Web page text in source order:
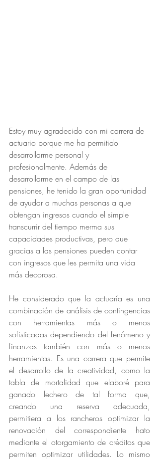
Estoy muy agradecido con mi carrera de
actuario porque me ha permitido
desarrollarme personal y
profesionalmente. Además de
desarrollarme en el campo de las
pensiones, he tenido la gran oportunidad
de ayudar a muchas personas a que
obtengan ingresos cuando el simple
transcurrir del tiempo merma sus
capacidades productivas, pero que
gracias a las pensiones pueden contar
con ingresos que les permita una vida
más decorosa.
He considerado que la actuaría es una
combinación de análisis de contingencias
con herramientas más o menos
sofisticadas dependiendo del fenómeno y
finanzas también con más o menos
herramientas. Es una carrera que permite
el desarrollo de la creatividad, como la
tabla de mortalidad que elaboré para
ganado lechero de tal forma que,
creando una reserva adecuada,
permitiera a los rancheros optimizar la
renovación del correspondiente hato
mediante el otorgamiento de créditos que
permiten optimizar utilidades. Lo mismo